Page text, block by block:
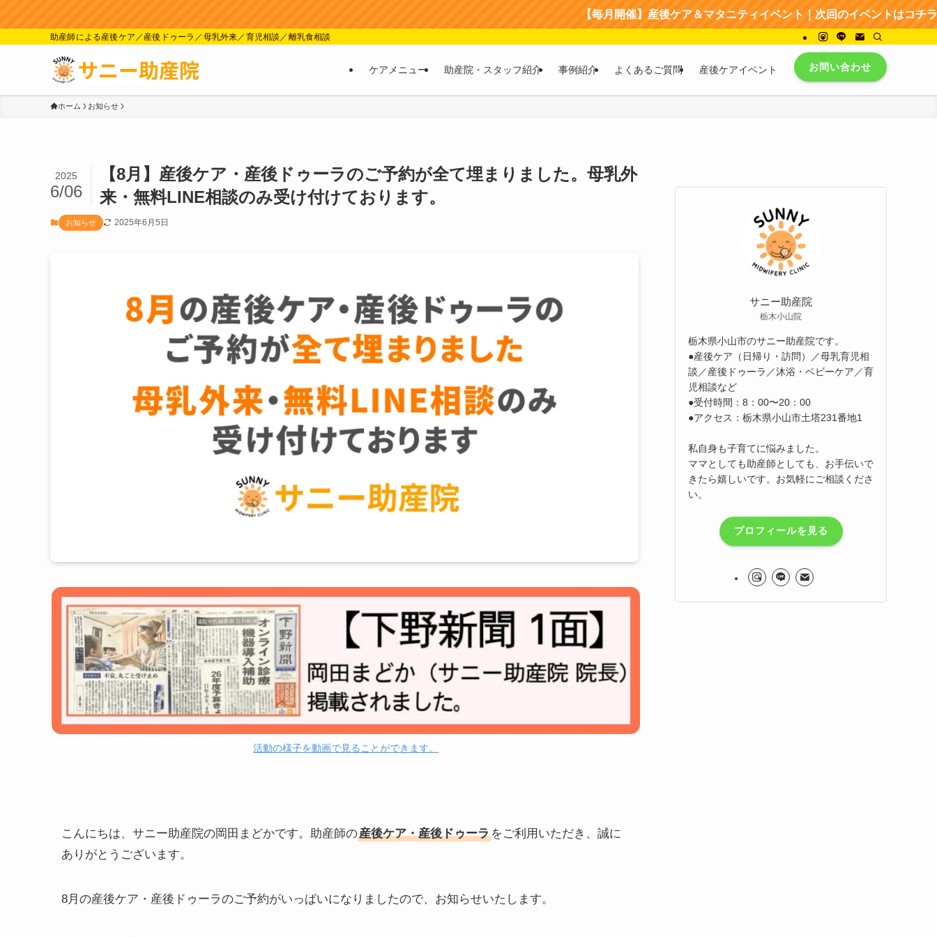
【毎月開催】産後ケア＆マタニティイベント｜次回のイベントはコチラか
助産師による産後ケア／産後ドゥーラ／母乳外来／育児相談／離乳食相談
ケアメニュー 助産院・スタッフ紹介 事例紹介 よくあるご質問 産後ケアイベント お問い合わせ
ホーム お知らせ
【8月】産後ケア・産後ドゥーラのご予約が全て埋まりました。母乳外
来・無料LINE相談のみ受け付けております。
2025
6/06
お知らせ 2025年6月5日
活動の様子を動画で見ることができます。
こんにちは、サニー助産院の岡田まどかです。助産師の産後ケア・産後ドゥーラ をご利用いただき、誠に
ありがとうございます。
8月の産後ケア・産後ドゥーラのご予約がいっぱいになりましたので、お知らせいたします。
サニー助産院
栃木小山院
栃木県小山市のサニー助産院です。
●産後ケア（日帰り・訪問）／母乳育児相
談／産後ドゥーラ／沐浴・ベビーケア／育
児相談など
●受付時間：8：00〜20：00
●アクセス：栃木県小山市土塔231番地1
私自身も子育てに悩みました。
ママとしても助産師としても、お手伝いで
きたら嬉しいです。お気軽にご相談くださ
い。
プロフィールを見る